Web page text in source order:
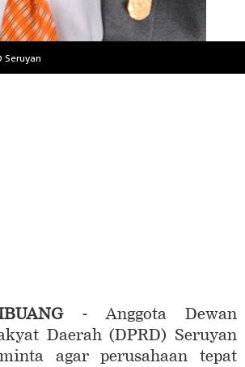
Seruyan
-Anggota Dewan
Daerah (DPRD) Seruyan
agar perusahaan tepat